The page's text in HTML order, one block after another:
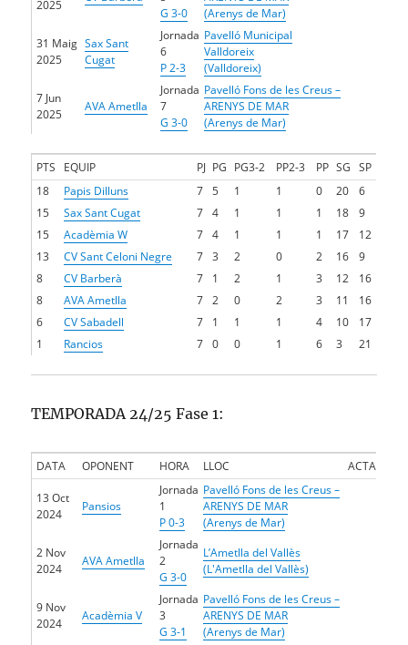
2025
G 3-0
(Arenys de Mar)
31 Maig
2025
Sax Sant
Cugat
Jornada
6
P 2-3
Pavelló Municipal
Valldoreix
(Valldoreix)
7 Jun
2025
AVA Ametlla
Jornada
7
G 3-0
Pavelló Fons de les Creus –
ARENYS DE MAR
(Arenys de Mar)
PTS EQUIP PJ PG PG3-2 PP2-3 PP SG
SP
18
Papis Dilluns 7 5 1 1 0 20
6
15
Sax Sant Cugat 7 4 1 1 1 18
9
15
Acadèmia W 7 4 1 1 1 17
12
13
CV Sant Celoni Negre 7 3 2 0 2 16
9
8
CV Barberà 7 1 2 1 3 12
16
8
AVA Ametlla 7 2 0 2 3 11
16
6
CV Sabadell 7 1 1 1 4 10
17
1
Rancios 7 0 0 1 6 3 21
TEMPORADA 24/25 Fase 1:
DATA OPONENT HORA LLOC ACTA
13 Oct
2024
Pansios
Jornada
1
P 0-3
Pavelló Fons de les Creus –
ARENYS DE MAR
(Arenys de Mar)
2 Nov
2024
AVA Ametlla
Jornada
2
G 3-0
L’Ametlla del Vallès
(L'Ametlla del Vallès)
9 Nov
2024
Acadèmia V
Jornada
3
G 3-1
Pavelló Fons de les Creus –
ARENYS DE MAR
(Arenys de Mar)